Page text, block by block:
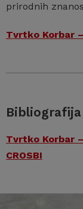
prirodnih
Tvrtko Korbar
Bibliografija
Tvrtko Korbar
CROSBI